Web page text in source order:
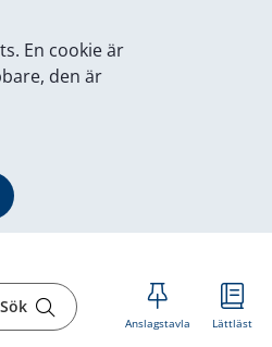
En cookie är
den är
Sök
Anslagstavla Lättläst